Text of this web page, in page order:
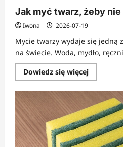
Jak myć twarz, żeby
Iwona 2026-07-19
Mycie twarzy wydaje się jedną
na świecie. Woda, mydło,
Dowiedz się więcejDowiedz
się
o
myć
twarz,
żeby
nie
niszczyć
cery?